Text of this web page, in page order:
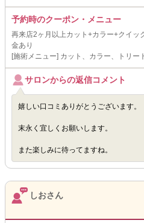
予約時のクーポン・メニュー
再来店2ヶ月以上カット+カラー+クイ
金あり
[施術メニュー] カット、カラー、トリー
サロンからの返信コメント
嬉しい口コミありがとうございます。
末永く宜しくお願いします。
また楽しみに待ってますね。
しおさん